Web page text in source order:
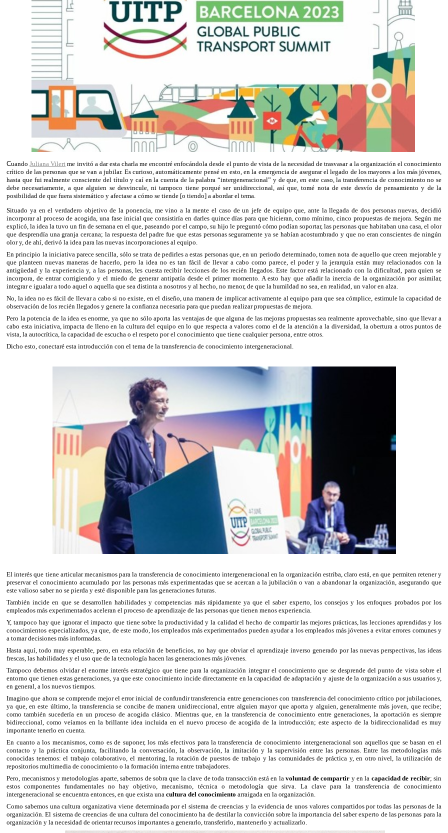
CuandoJuliana Vilert me invitó a dar esta charla me encontré enfocándola desde el punto de vista de la necesidad de trasvasar a la organización el conocimiento
crítico de las personas que se van a jubilar. Es curioso, automáticamente pensé en esto, en la emergencia de asegurar el legado de los mayores a los más jóvenes,
hasta que fui realmente consciente del título y caí en la cuenta de la palabra “intergeneracional” y de que, en este caso, la transferencia de conocimiento no se
debe necesariamente, a que alguien se desvincule, ni tampoco tiene porqué ser unidireccional, así que, tomé nota de este desvío de pensamiento y de la
posibilidad de que fuera sistemático y afectase a cómo se tiende [o tiendo] a abordar el tema.
Situado ya en el verdadero objetivo de la ponencia, me vino a la mente el caso de un jefe de equipo que, ante la llegada de dos personas nuevas, decidió
incorporar al proceso de acogida, una fase inicial que consistiría en darles quince días para que hicieran, como mínimo, cinco propuestas de mejora. Según me
explicó, la idea la tuvo un fin de semana en el que, paseando por el campo, su hijo le preguntó cómo podían soportar, las personas que habitaban una casa, el olor
que desprendía una granja cercana; la respuesta del padre fue que estas personas seguramente ya se habían acostumbrado y que no eran conscientes de ningún
olor y, de ahí, derivó la idea para las nuevas incorporaciones al equipo.
En principio la iniciativa parece sencilla, sólo se trata de pedirles a estas personas que, en un periodo determinado, tomen nota de aquello que creen mejorable y
que planteen nuevas maneras de hacerlo, pero la idea no es tan fácil de llevar a cabo como parece, el poder y la jerarquía están muy relacionados con la
antigüedad y la experiencia y, a las personas, les cuesta recibir lecciones de los recién llegados. Este factor está relacionado con la dificultad, para quien se
incorpora, de entrar corrigiendo y el miedo de generar antipatía desde el primer momento. A esto hay que añadir la inercia de la organización por asimilar,
integrar e igualar a todo aquel o aquella que sea distinta a nosotros y al hecho, no menor, de que la humildad no sea, en realidad, un valor en alza.
No, la idea no es fácil de llevar a cabo si no existe, en el diseño, una manera de implicar activamente al equipo para que sea cómplice, estimule la capacidad de
observación de los recién llegados y genere la confianza necesaria para que puedan realizar propuestas de mejora.
Pero la potencia de la idea es enorme, ya que no sólo aporta las ventajas de que alguna de las mejoras propuestas sea realmente aprovechable, sino que llevar a
cabo esta iniciativa, impacta de lleno en la cultura del equipo en lo que respecta a valores como el de la atención a la diversidad, la obertura a otros puntos de
vista, la autocrítica, la capacidad de escucha o el respeto por el conocimiento que tiene cualquier persona, entre otros.
Dicho esto, conectaré esta introducción con el tema de la transferencia de conocimiento intergeneracional.
El interés que tiene articular mecanismos para la transferencia de conocimiento intergeneracional en la organización estriba, claro está, en que permiten retener y
preservar el conocimiento acumulado por las personas más experimentadas que se acercan a la jubilación o van a abandonar la organización, asegurando que
este valioso saber no se pierda y esté disponible para las generaciones futuras.
También incide en que se desarrollen habilidades y competencias más rápidamente ya que el saber experto, los consejos y los enfoques probados por los
empleados más experimentados aceleran el proceso de aprendizaje de las personas que tienen menos experiencia.
Y, tampoco hay que ignorar el impacto que tiene sobre la productividad y la calidad el hecho de compartir las mejores prácticas, las lecciones aprendidas y los
conocimientos especializados, ya que, de este modo, los empleados más experimentados pueden ayudar a los empleados más jóvenes a evitar errores comunes y
a tomar decisiones más informadas.
Hasta aquí, todo muy esperable, pero, en esta relación de beneficios, no hay que obviar el aprendizaje inverso generado por las nuevas perspectivas, las ideas
frescas, las habilidades y el uso que de la tecnología hacen las generaciones más jóvenes.
Tampoco debemos olvidar el enorme interés estratégico que tiene para la organización integrar el conocimiento que se desprende del punto de vista sobre el
entorno que tienen estas generaciones, ya que este conocimiento incide directamente en la capacidad de adaptación y ajuste de la organización a sus usuarios y,
en general, a los nuevos tiempos.
Imagino que ahora se comprende mejor el error inicial de confundir transferencia entre generaciones con transferencia del conocimiento crítico por jubilaciones,
ya que, en este último, la transferencia se concibe de manera unidireccional, entre alguien mayor que aporta y alguien, generalmente más joven, que recibe;
como también sucedería en un proceso de acogida clásico. Mientras que, en la transferencia de conocimiento entre generaciones, la aportación es siempre
bidireccional, como veíamos en la brillante idea incluida en el nuevo proceso de acogida de la introducción; este aspecto de la bidireccionalidad es muy
importante tenerlo en cuenta.
En cuanto a los mecanismos, como es de suponer, los más efectivos para la transferencia de conocimiento intergeneracional son aquellos que se basan en el
contacto y la práctica conjunta, facilitando la conversación, la observación, la imitación y la supervisión entre las personas. Entre las metodologías más
conocidas tenemos: el trabajo colaborativo, el mentoring, la rotación de puestos de trabajo y las comunidades de práctica y, en otro nivel, la utilización de
repositorios multimedia de conocimiento o la formación interna entre trabajadores.
Pero, mecanismos y metodologías aparte, sabemos de sobra que la clave de toda transacción está en lavoluntad de compartir y en la capacidad de recibir; sin
estos componentes fundamentales no hay objetivo, mecanismo, técnica o metodología que sirva. La clave para la transferencia de conocimiento
intergeneracional se encuentra entonces, en que exista unacultura del conocimiento arraigada en la organización.
Como sabemos una cultura organizativa viene determinada por el sistema de creencias y la evidencia de unos valores compartidos por todas las personas de la
organización. El sistema de creencias de una cultura del conocimiento ha de destilar la convicción sobre la importancia del saber experto de las personas para la
organización y la necesidad de orientar recursos importantes a generarlo, transferirlo, mantenerlo y actualizarlo.